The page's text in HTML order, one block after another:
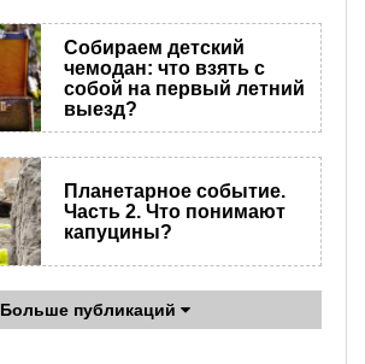
Собираем детский
чемодан: что взять с
собой на первый летний
выезд?
Планетарное событие.
Часть 2. Что понимают
капуцины?
Больше публикаций